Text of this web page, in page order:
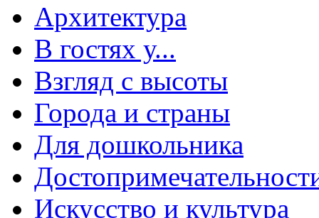
Архитектура
В гостях у...
Взгляд с высоты
Города и страны
Для дошкольника
Искусство и культура